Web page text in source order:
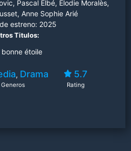
sus prejuicios uno a uno...
Pascal Elbé, Elodie Moralès,
Anne Sophie Arié
estreno: 2025
Titulos:
bonne étoile
, Drama
Generos
5.7
Rating